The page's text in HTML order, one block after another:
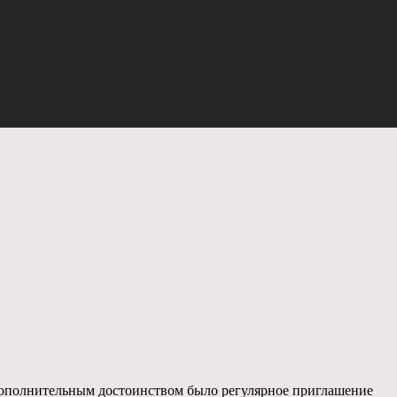
достоинством было регулярное приглашение